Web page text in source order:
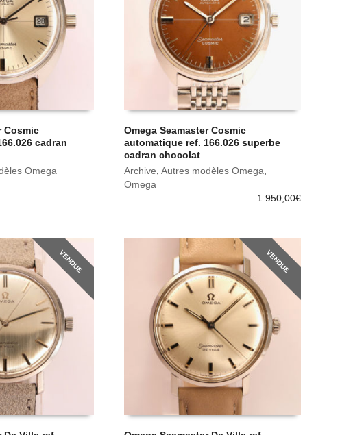
Cosmic
cadran
Omega
Omega Seamaster Cosmic
automatique ref. 166.026 superbe
cadran chocolat
Archive ,Autres modèles Omega
Omega
1 950,00€
VENDUE VENDUE